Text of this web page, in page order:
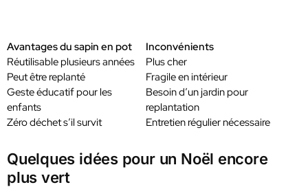
Avantages du sapin en pot
Inconvénients
Réutilisable plusieurs années
Plus cher
Peut être replanté
Fragile en intérieur
Geste éducatif pour les
enfants
Besoin d’un jardin pour
replantation
Zéro déchet s’il survit
Entretien régulier nécessaire
Quelques idées pour un Noël encore
plus vert